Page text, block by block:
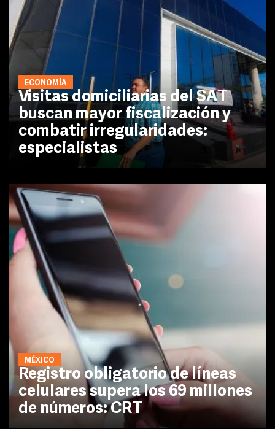
ECONOMÍA
Visitas domiciliarias del SAT
buscan mayor fiscalización y
combatir irregularidades:
especialistas
MÉXICO
Registro obligatorio de líneas
celulares supera los 69 millones
de números: CRT